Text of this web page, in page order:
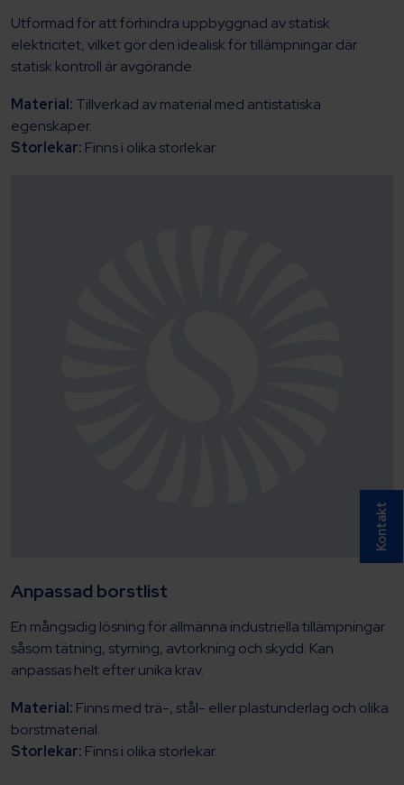
Utformad för att förhindra uppbyggnad av statisk
elektricitet, vilket gör den idealisk för tillämpningar där
statisk kontroll är avgörande.
Material: Tillverkad av material med antistatiska
egenskaper.
Storlekar: Finns i olika storlekar
Anpassad borstlist
En mångsidig lösning för allmänna industriella tillämpningar
såsom tätning, styrning, avtorkning och skydd. Kan
anpassas helt efter unika krav.
Material: Finns med trä-, stål- eller plastunderlag och olika
borstmaterial.
Storlekar: Finns i olika storlekar.
Kontakt